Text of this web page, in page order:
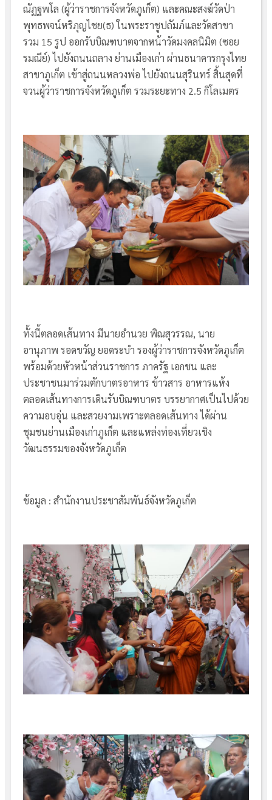
ณัฏฐพโล (ผู้ว่าราชการจังหวัดภูเก็ต) และคณะสงฆ์วัดป่า
พุทธพจน์หริภุญไชย(ธ) ในพระราชูปถัมภ์และวัดสาขา
รวม 15 รูป ออกรับบิณฑบาตจากหน้าวัดมงคลนิมิต (ซอย
รมณีย์) ไปยังถนนถลาง ย่านเมืองเก่า ผ่านธนาคารกรุงไทย
สาขาภูเก็ต เข้าสู่ถนนหลวงพ่อ ไปยังถนนสุรินทร์ สิ้นสุดที่
จวนผู้ว่าราชการจังหวัดภูเก็ต รวมระยะทาง 2.5 กิโลเมตร
ทั้งนี้ตลอดเส้นทาง มีนายอำนวย พิณสุวรรณ, นาย
อานุภาพ รอดขวัญ ยอดระบำ รองผู้ว่าราชการจังหวัดภูเก็ต
พร้อมด้วยหัวหน้าส่วนราชการ ภาครัฐ เอกชน และ
ประชาชนมาร่วมตักบาตรอาหาร ข้าวสาร อาหารแห้ง
ตลอดเส้นทางการเดินรับบิณฑบาตร บรรยากาศเป็นไปด้วย
ความอบอุ่น และสวยงามเพราะตลอดเส้นทาง ได้ผ่าน
ชุมชนย่านเมืองเก่าภูเก็ต และแหล่งท่องเที่ยวเชิง
วัฒนธรรมของจังหวัดภูเก็ต
ข้อมูล : สำนักงานประชาสัมพันธ์จังหวัดภูเก็ต